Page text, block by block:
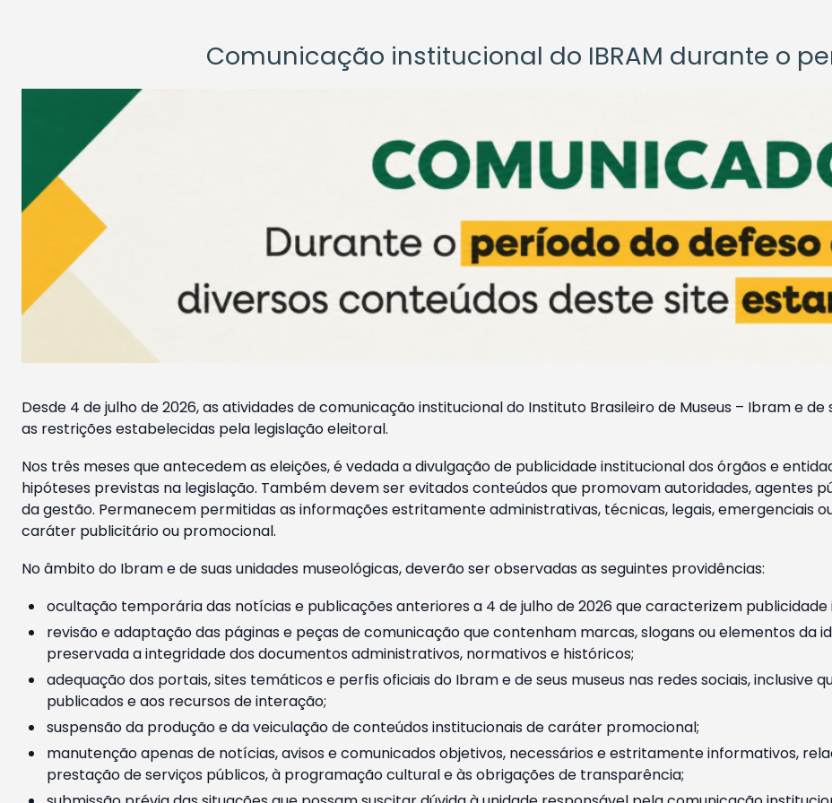
Comunicação institucional do IBRAM durante o
Desde 4 de julho de 2026, as atividades de comunicação institucional do Instituto Brasileiro de Museus – Ibram e
as restrições estabelecidas pela legislação eleitoral.
Nos três meses que antecedem as eleições, é vedada a divulgação de publicidade institucional dos órgãos e
hipóteses previstas na legislação. Também devem ser evitados conteúdos que promovam autoridades, agentes
da gestão. Permanecem permitidas as informações estritamente administrativas, técnicas, legais, emergenciais
caráter publicitário ou promocional.
No âmbito do Ibram e de suas unidades museológicas, deverão ser observadas as seguintes providências:
ocultação temporária das notícias e publicações anteriores a 4 de julho de 2026 que caracterizem
revisão e adaptação das páginas e peças de comunicação que contenham marcas, slogans ou elementos da
preservada a integridade dos documentos administrativos, normativos e históricos;
adequação dos portais, sites temáticos e perfis oficiais do Ibram e de seus museus nas redes sociais, inclusive
publicados e aos recursos de interação;
suspensão da produção e da veiculação de conteúdos institucionais de caráter promocional;
manutenção apenas de notícias, avisos e comunicados objetivos, necessários e estritamente informativos,
prestação de serviços públicos, à programação cultural e às obrigações de transparência;